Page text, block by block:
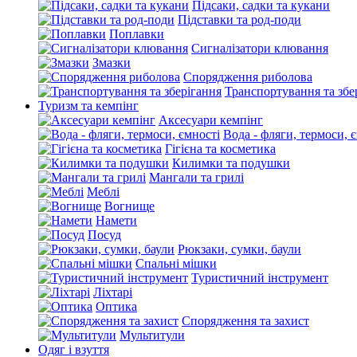
Підсаки, садки та кукани
Підставки та род-поди
Поплавки
Сигналізатори клювання
Змазки
Спорядження риболова
Транспортування та
Туризм та кемпінг
Аксесуари кемпінг
Вода - фляги, термоси,
Гігієна та косметика
Килимки та подушки
Мангали та грилі
Меблі
Вогнище
Намети
Посуд
Рюкзаки, сумки, баули
Спальні мішки
Туристичний інструмент
Ліхтарі
Оптика
Спорядження та захист
Мультитули
Одяг і взуття